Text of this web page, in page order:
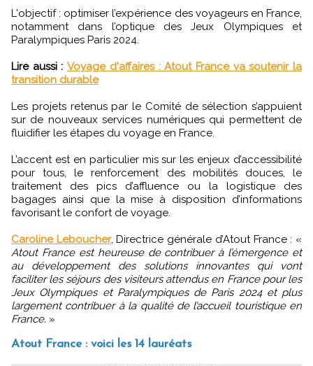
L'objectif : optimiser l’expérience des voyageurs en France,
notamment dans l’optique des Jeux Olympiques et
Paralympiques Paris 2024.
Lire aussi : Voyage d'affaires : Atout France va soutenir la
transition durable
Les projets retenus par le Comité de sélection s’appuient
sur de nouveaux services numériques qui permettent de
fluidifier les étapes du voyage en France.
L’accent est en particulier mis sur les enjeux d’accessibilité
pour tous, le renforcement des mobilités douces, le
traitement des pics d’affluence ou la logistique des
bagages ainsi que la mise à disposition d’informations
favorisant le confort de voyage.
Caroline Leboucher, Directrice générale d’Atout France : «
Atout France est heureuse de contribuer à l’émergence et
au développement des solutions innovantes qui vont
faciliter les séjours des visiteurs attendus en France pour les
Jeux Olympiques et Paralympiques de Paris 2024 et plus
largement contribuer à la qualité de l’accueil touristique en
France. »
Atout France : voici les 14 lauréats